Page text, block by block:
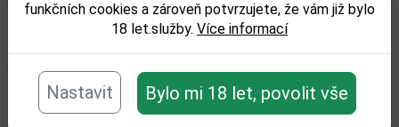
funkčních cookies a zároveň potvrzujete, že vám již bylo
18 let.služby. Více informací
Nastavit Bylo mi 18 let, povolit vše
Související zboží